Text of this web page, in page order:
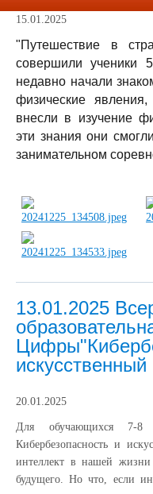
15.01.2025
"Путешествие в
совершили ученики
недавно начали
физические
внесли в изучение
эти знания они
занимательном
13.01.2025
искусственный
20.01.2025
Для обучающихся 7-8
Кибербезопасность и
интеллект в нашей
будущего. Но что, если